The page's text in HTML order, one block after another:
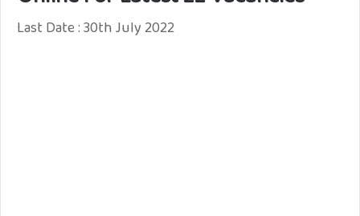
Last Date : 30th July 2022